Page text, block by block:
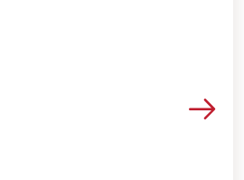
Voir les détails de la